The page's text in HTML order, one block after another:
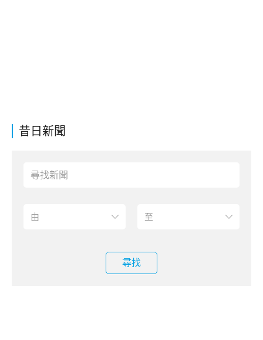
昔日新聞
尋找